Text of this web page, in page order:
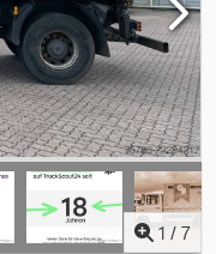
1 / 7